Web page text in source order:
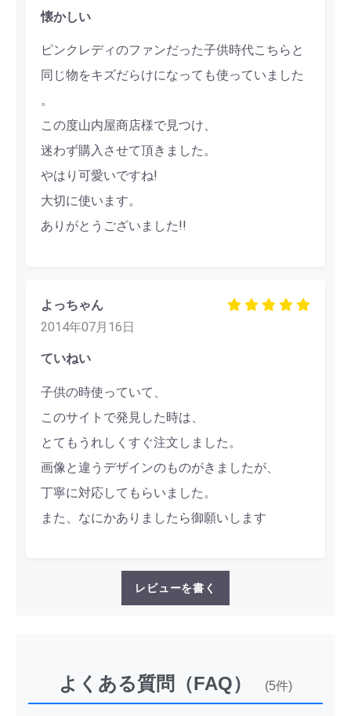
懐かしい
ピンクレディのファンだった子供時代こちらと
同じ物をキズだらけになっても使っていました
。
この度山内屋商店様で見つけ、
迷わず購入させて頂きました。
やはり可愛いですね!
大切に使います。
ありがとうございました!!
よっちゃん
2014年07月16日
ていねい
子供の時使っていて、
このサイトで発見した時は、
とてもうれしくすぐ注文しました。
画像と違うデザインのものがきましたが、
丁寧に対応してもらいました。
また、なにかありましたら御願いします
レビューを書く
よくある質問（FAQ） (5件)